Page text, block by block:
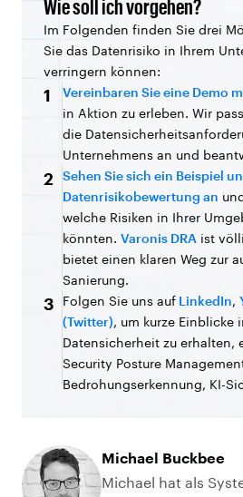
Wie soll ich vorgehen?
Im Folgenden finden Sie drei
Sie das Datenrisiko in Ihrem
verringern können:
1 Vereinbaren Sie eine Demo
in Aktion zu erleben. Wir
die
Unternehmens an und
2
Sehen Sie sich ein Beispiel
Datenrisikobewertung an
welche Risiken in Ihrer
könnten. Varonis DRA ist
bietet einen klaren Weg zur
Sanierung.
3 Folgen Sie uns auf LinkedIn,
(Twitter), um kurze Einblicke
Datensicherheit zu erhalten,
Security Posture
Bedrohungserkennung, KI-
Michael Buckbee
Michael hat als